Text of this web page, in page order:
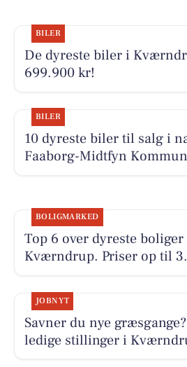
BILER
De dyreste biler i
699.900 kr!
BILER
10 dyreste biler til salg i
Faaborg-Midtfyn
BOLIGMARKED
Top 6 over dyreste
Kværndrup. Priser op til
JOBNYT
Savner du nye
ledige stillinger i